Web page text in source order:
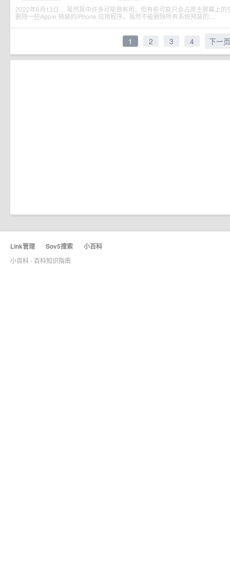
2022年6月13日 ... 虽然其中许多可能很有用，但有些可能只会占用主屏幕上
删除一些Apple 预装的iPhone 应用程序。虽然不能删除所有系统预装的;...
1 2 3 4 下一页
Link管理 · Sov5搜索 · 小百科
小百科 - 百科知识指南